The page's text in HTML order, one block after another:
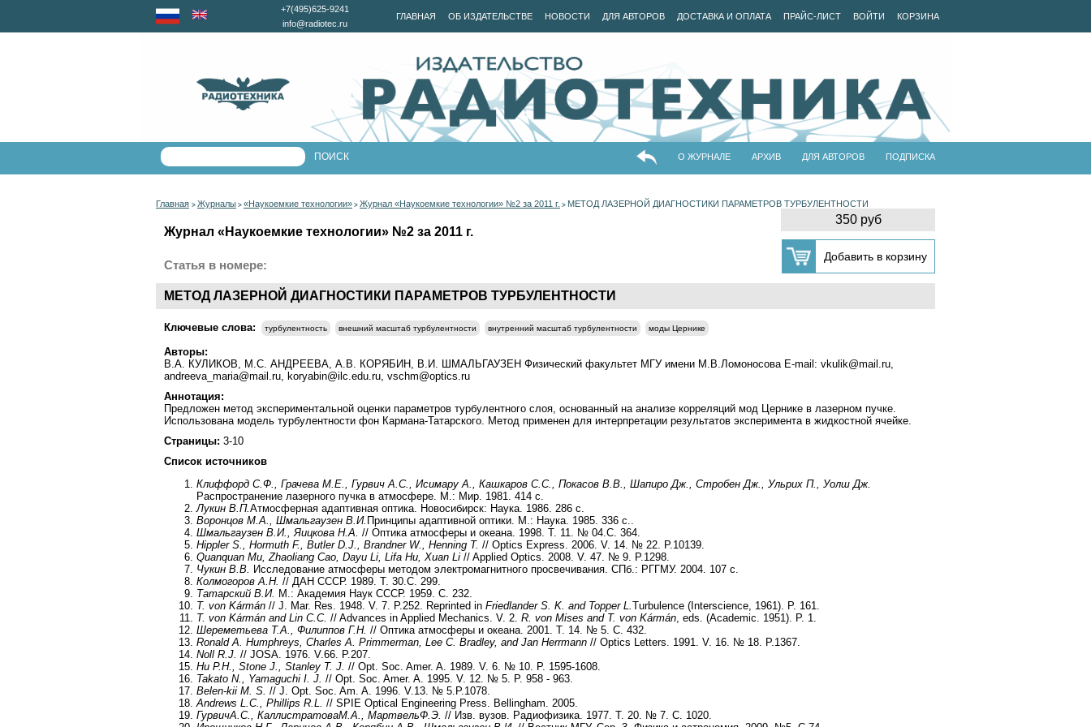
ГЛАВНАЯ ОБ ИЗДАТЕЛЬСТВЕ НОВОСТИ ДЛЯ АВТОРОВ ДОСТАВКА И ОПЛАТА ПРАЙС-ЛИСТ ВОЙТИ КОРЗИНА
+7(495)625-9241
info@radiotec.ru
О ЖУРНАЛЕ АРХИВ ДЛЯ АВТОРОВ ПОДПИСКА
Главная > Журналы > «Наукоемкие технологии» > Журнал «Наукоемкие технологии» №2 за 2011 г. > МЕТОД ЛАЗЕРНОЙ ДИАГНОСТИКИ ПАРАМЕТРОВ ТУРБУЛЕНТНОСТИ
350 руб
Журнал «Наукоемкие технологии» №2 за 2011 г.
Статья в номере:
МЕТОД ЛАЗЕРНОЙ ДИАГНОСТИКИ ПАРАМЕТРОВ ТУРБУЛЕНТНОСТИ
Ключевые слова: турбулентность внешний масштаб турбулентности внутренний масштаб турбулентности моды Цернике
Авторы:
В.А. КУЛИКОВ, М.С. АНДРЕЕВА, А.В. КОРЯБИН, В.И. ШМАЛЬГАУЗЕН Физический факультет МГУ имени М.В.Ломоносова E-mail: vkulik@mail.ru,
andreeva_maria@mail.ru, koryabin@ilc.edu.ru, vsсhm@optics.ru
Аннотация:
Предложен метод экспериментальной оценки параметров турбулентного слоя, основанный на анализе корреляций мод Цернике в лазерном пучке.
Использована модель турбулентности фон Кармана-Татарского. Метод применен для интерпретации результатов эксперимента в жидкостной ячейке.
Страницы: 3-10
Список источников
Клиффорд С.Ф., Грачева М.Е., Гурвич А.С., Исимару А., Кашкаров С.С., Покасов В.В., Шапиро Дж., Стробен Дж., Ульрих П., Уолш Дж.
Распространение лазерного пучка в атмосфере. М.: Мир. 1981. 414 с.
Лукин В.П.Атмосферная адаптивная оптика. Новосибирск: Наука. 1986. 286 с.
Воронцов М.А., Шмальгаузен В.И. Принципы адаптивной оптики. М.: Наука. 1985. 336 с..
Шмальгаузен В.И., Яицкова Н.А. // Оптика атмосферы и океана. 1998. Т. 11. № 04.С. 364.
Hippler S., Hormuth F., Butler D.J., Brandner W., Henning T. // Optics Express. 2006. V. 14. № 22. P.10139.
Quanquan Mu, Zhaoliang Cao, Dayu Li, Lifa Hu, Xuan Li // Applied Optics. 2008. V. 47. № 9. P.1298.
Чукин В.В. Исследование атмосферы методом электромагнитного просвечивания. СПб.: РГГМУ. 2004. 107 с.
Колмогоров А.Н. // ДАН СССР. 1989. Т. 30.C. 299.
Татарский В.И. М.: Академия Наук СССР. 1959. С. 232.
T. von Kármán // J. Mar. Res. 1948. V. 7. P.252. Reprinted in Friedlander S. K. and Topper L.Turbulence (Interscience, 1961). P. 161.
T. von Kármán and Lin C.C. // Advances in Applied Mechanics. V. 2. R. von Mises and T. von Kármán, eds. (Academic. 1951). P. 1.
Шереметьева Т.А., Филиппов Г.Н. // Оптика атмосферы и океана. 2001. Т. 14. № 5. С. 432.
Ronald A. Humphreys, Charles A. Primmerman, Lee C. Bradley, and Jan Herrmann // Optics Letters. 1991. V. 16. № 18. P.1367.
Noll R.J. // JOSA. 1976. V.66. P.207.
Hu P.H., Stone J., Stanley T. J. // Opt. Soc. Amer. A. 1989. V. 6. № 10. P. 1595-1608.
Takato N., Yamaguchi I. J. // Opt. Soc. Amer. A. 1995. V. 12. № 5. P. 958 - 963.
Belen-kii M. S. // J. Opt. Soc. Am. A. 1996. V.13. № 5.P.1078.
Andrews L.C., Phillips R.L. // SPIE Optical Engineering Press. Bellingham. 2005.
ГурвичА.С., КаллистратоваМ.А., МартвельФ.Э. // Изв. вузов. Радиофизика. 1977. Т. 20. № 7. C. 1020.